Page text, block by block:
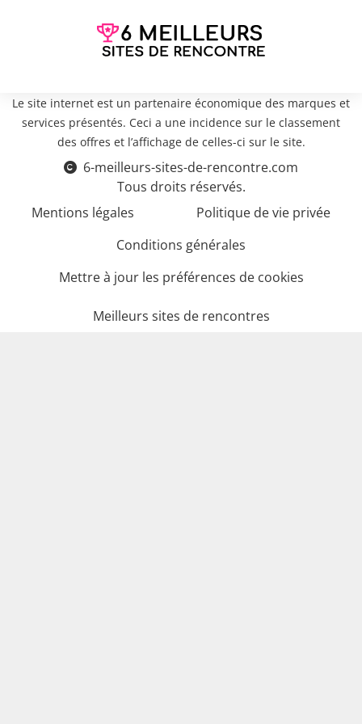
Le site internet est un partenaire économique des marques et
services présentés. Ceci a une incidence sur le classement
des offres et l’affichage de celles-ci sur le site.
6-meilleurs-sites-de-rencontre.com
Tous droits réservés.
Mentions légales
Politique de vie privée
Conditions générales
Mettre à jour les préférences de cookies
Meilleurs sites de rencontres